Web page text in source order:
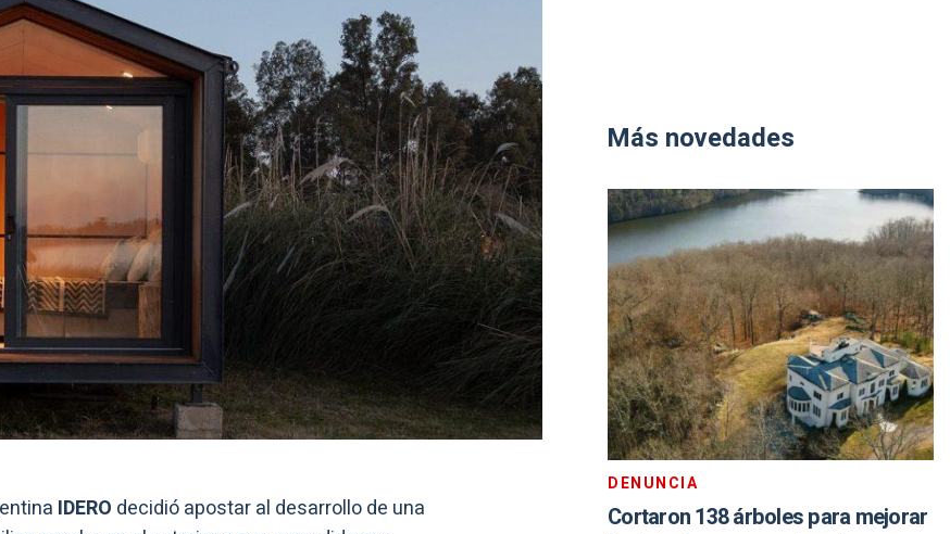
IDERO decidió apostar al desarrollo de una
Más novedades
DENUNCIA
Cortaron 138 árboles para mejorar